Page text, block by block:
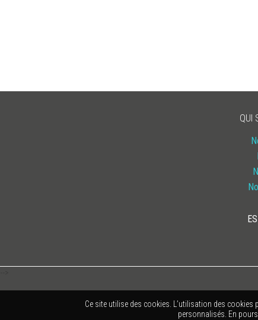
L’ASSURANCE DANS LA RUE,QUI
Ce site utilise des cookies. L’utilisation des cookies
personnalisés. En